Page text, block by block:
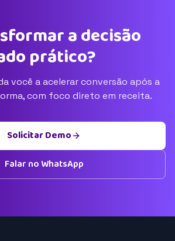
a decisão
prático?
você a acelerar conversão após a
com foco direto em receita.
Solicitar Demo
Falar no WhatsApp